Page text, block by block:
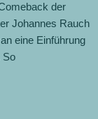
der
Johannes Rauch
eine Einführung
So